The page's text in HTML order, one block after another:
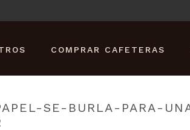
COMPRAR CAFETERAS
SE-BURLA-PARA-